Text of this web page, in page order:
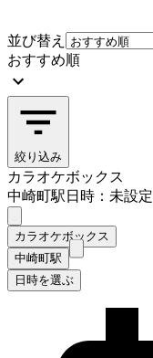
並び替え
おすすめ順
絞り込み
カラオケボックス
中崎町駅日時：未設定
カラオケボックス
中崎町駅
日時を選ぶ